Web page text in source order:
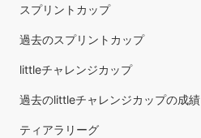
スプリントカップ
過去のスプリントカップ
littleチャレンジカップ
過去のlittleチャレンジカップの成績
ティアラリーグ